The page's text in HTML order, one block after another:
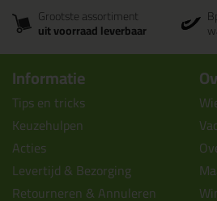
Grootste assortiment
uit voorraad leverbaar
Informatie
Tips en tricks
Keuzehulpen
Acties
Levertijd & Bezorging
Retourneren & Annuleren